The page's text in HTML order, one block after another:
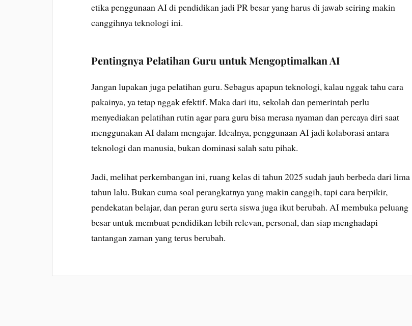
etika penggunaan AI di pendidikan jadi PR besar yang harus di jawab seiring makin
canggihnya teknologi ini.
Pentingnya Pelatihan Guru untuk Mengoptimalkan AI
Jangan lupakan juga pelatihan guru. Sebagus apapun teknologi, kalau nggak tahu cara
pakainya, ya tetap nggak efektif. Maka dari itu, sekolah dan pemerintah perlu
menyediakan pelatihan rutin agar para guru bisa merasa nyaman dan percaya diri saat
menggunakan AI dalam mengajar. Idealnya, penggunaan AI jadi kolaborasi antara
teknologi dan manusia, bukan dominasi salah satu pihak.
Jadi, melihat perkembangan ini, ruang kelas di tahun 2025 sudah jauh berbeda dari lima
tahun lalu. Bukan cuma soal perangkatnya yang makin canggih, tapi cara berpikir,
pendekatan belajar, dan peran guru serta siswa juga ikut berubah. AI membuka peluang
besar untuk membuat pendidikan lebih relevan, personal, dan siap menghadapi
tantangan zaman yang terus berubah.